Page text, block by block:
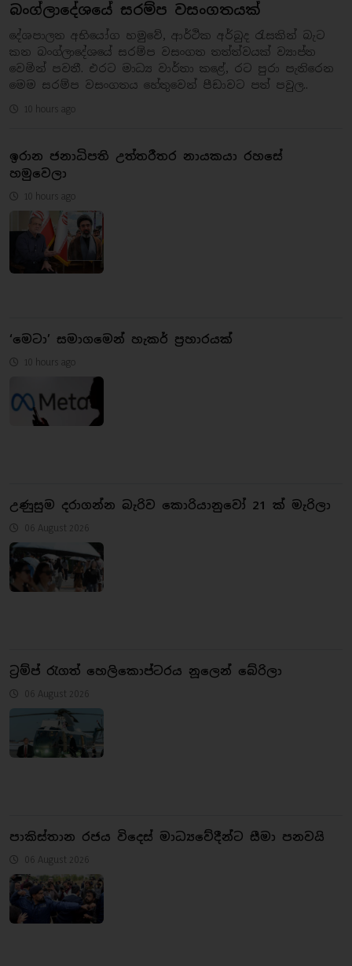
බංග්ලාදේශයේ සරම්ප වසංගතයක්
දේශපාලන අභියෝග හමුවේ, ආර්ථික අර්බුද රැසකින් බැට
කන බංග්ලාදේශයේ සරම්ප වසංගත තත්ත්වයක් ව්‍යාප්ත
වෙමින් පවතී. එරට මාධ්‍ය වාර්තා කළේ, රට පුරා පැතිරෙන
මෙම සරම්ප වසංගතය හේතුවෙන් පීඩාවට පත් පවුල..
10 hours ago
ඉරාන ජනාධිපති උත්තරීතර නායකයා රහසේ
හමුවෙලා
10 hours ago
‘මෙටා’ සමාගමෙන් හැකර් ප්‍රහාරයක්
10 hours ago
උණුසුම දරාගන්න බැරිව කොරියානුවෝ 21 ක් මැරිලා
06 August 2026
ට්‍රම්ප් රැගත් හෙලිකොප්ටරය නූලෙන් බේරිලා
06 August 2026
පාකිස්තාන රජය විදෙස් මාධ්‍යවේදීන්ට සීමා පනවයි
06 August 2026